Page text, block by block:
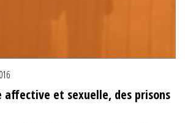
affective et sexuelle, des prisons